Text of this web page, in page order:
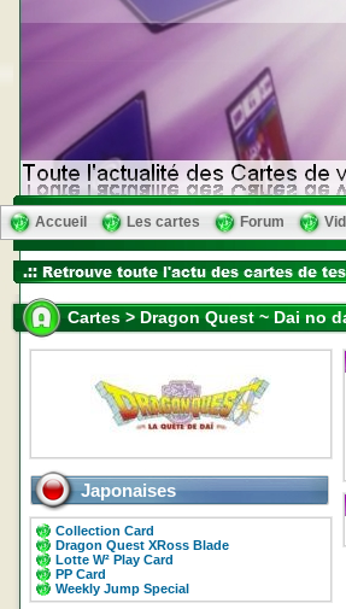
Accueil Les cartes Forum
Cartes > Dragon Quest ~ Dai no
Japonaises
Collection Card
Dragon Quest XRoss Blade
Lotte W² Play Card
PP Card
Weekly Jump Special